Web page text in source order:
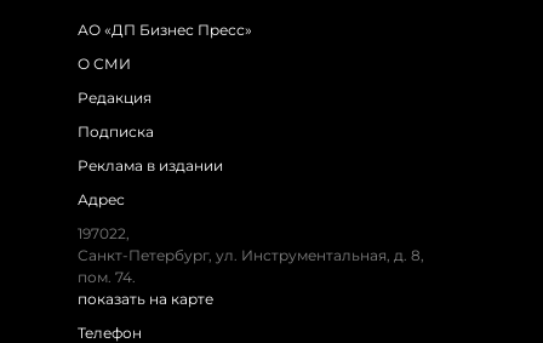
АО «ДП Бизнес Пресс»
О СМИ
Редакция
Подписка
Реклама в издании
Адрес
197022,
Санкт-Петербург, ул. Инструментальная, д. 8,
пом. 74.
показать на карте
Телефон